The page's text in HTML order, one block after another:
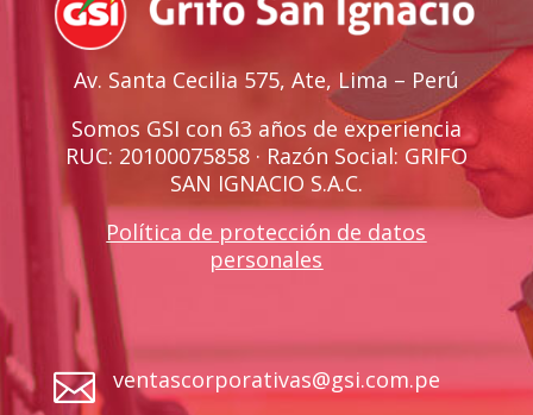
Av. Santa Cecilia 575, Ate, Lima – Perú
Somos GSI con 63 años de experiencia
RUC: 20100075858 · Razón Social: GRIFO
SAN IGNACIO S.A.C.
Política de protección de datos
personales
 ventascorporativas@gsi.com.pe